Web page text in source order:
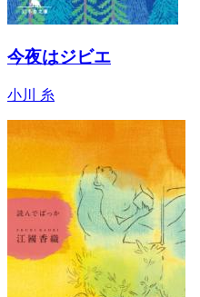
今夜はジビエ
小川 糸